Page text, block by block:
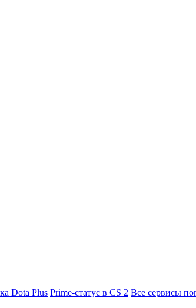
Dota Plus Prime-статус в CS 2 Все сервисы